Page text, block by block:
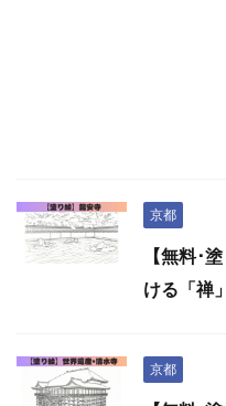
京都
【無料･
ける「禅
京都